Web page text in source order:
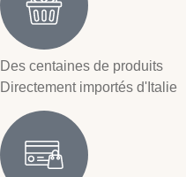
Des centaines de produits
Directement importés d'Italie